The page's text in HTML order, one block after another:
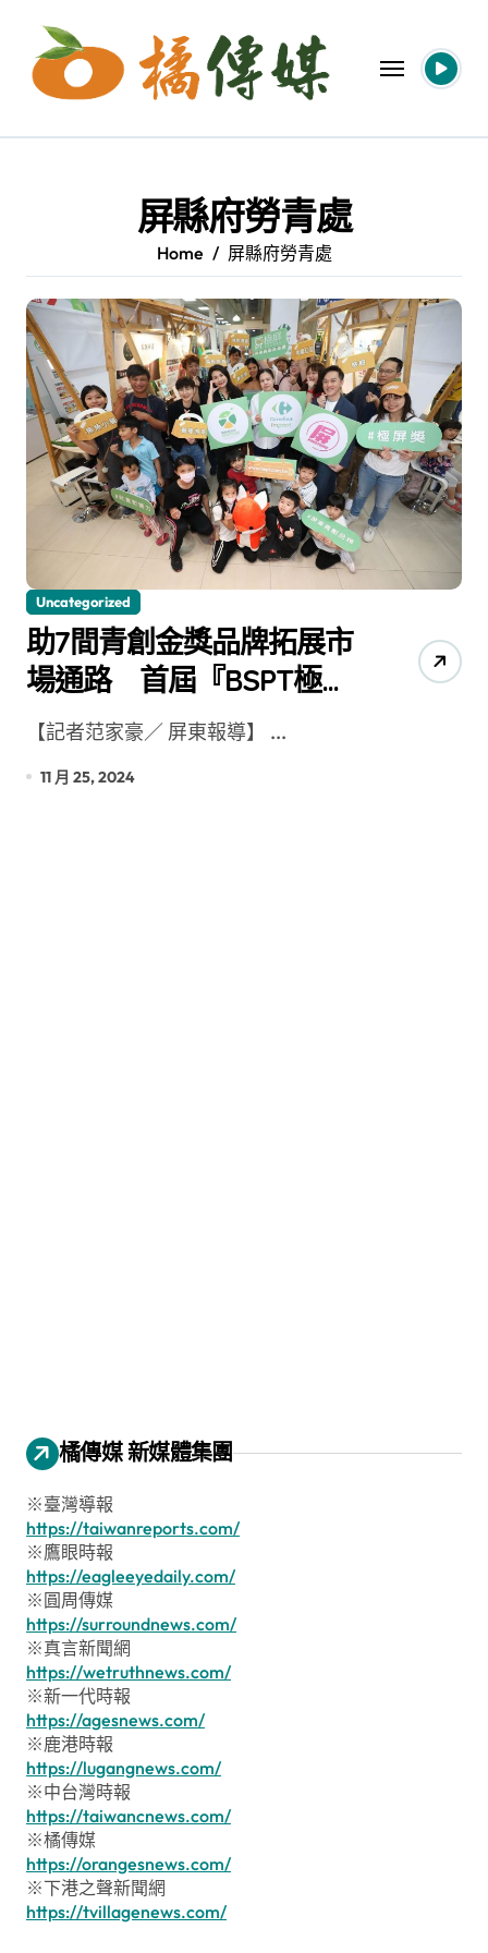
content
屏縣府勞青處
Home 屏縣府勞青處
Uncategorized
助7間青創金獎品牌拓展市
場通路 首屆『BSPT極屏
獎』前進家樂福影響力概
【記者范家豪／ 屏東報導】 ...
11 月 25, 2024
橘傳媒 新媒體集團
※臺灣導報
https://taiwanreports.com/
※鷹眼時報
https://eagleeyedaily.com/
※圓周傳媒
https://surroundnews.com/
※真言新聞網
https://wetruthnews.com/
※新一代時報
https://agesnews.com/
※鹿港時報
https://lugangnews.com/
※中台灣時報
https://taiwancnews.com/
※橘傳媒
https://orangesnews.com/
※下港之聲新聞網
https://tvillagenews.com/